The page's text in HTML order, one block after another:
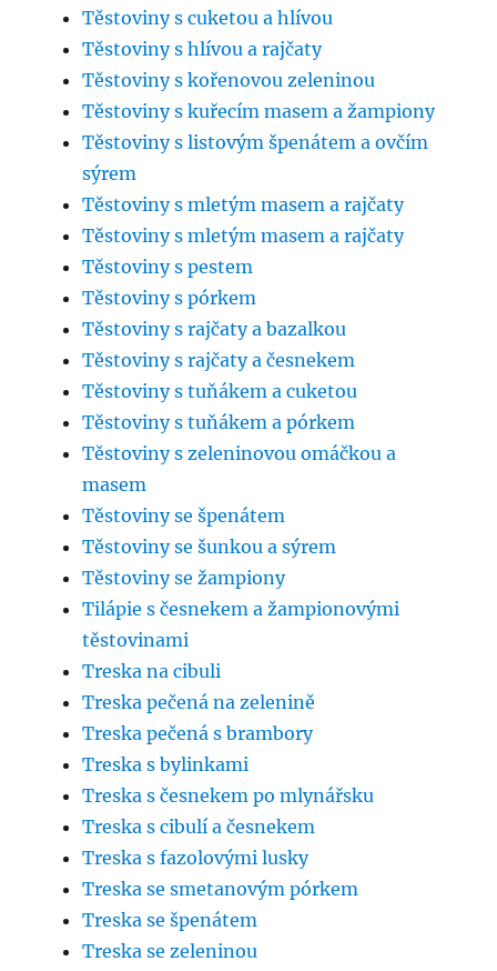
Těstoviny s cuketou a hlívou
Těstoviny s hlívou a rajčaty
Těstoviny s kořenovou zeleninou
Těstoviny s kuřecím masem a žampiony
Těstoviny s listovým špenátem a ovčím
sýrem
Těstoviny s mletým masem a rajčaty
Těstoviny s mletým masem a rajčaty
Těstoviny s pestem
Těstoviny s pórkem
Těstoviny s rajčaty a bazalkou
Těstoviny s rajčaty a česnekem
Těstoviny s tuňákem a cuketou
Těstoviny s tuňákem a pórkem
Těstoviny s zeleninovou omáčkou a
masem
Těstoviny se špenátem
Těstoviny se šunkou a sýrem
Těstoviny se žampiony
Tilápie s česnekem a žampionovými
těstovinami
Treska na cibuli
Treska pečená na zelenině
Treska pečená s brambory
Treska s bylinkami
Treska s česnekem po mlynářsku
Treska s cibulí a česnekem
Treska s fazolovými lusky
Treska se smetanovým pórkem
Treska se špenátem
Treska se zeleninou